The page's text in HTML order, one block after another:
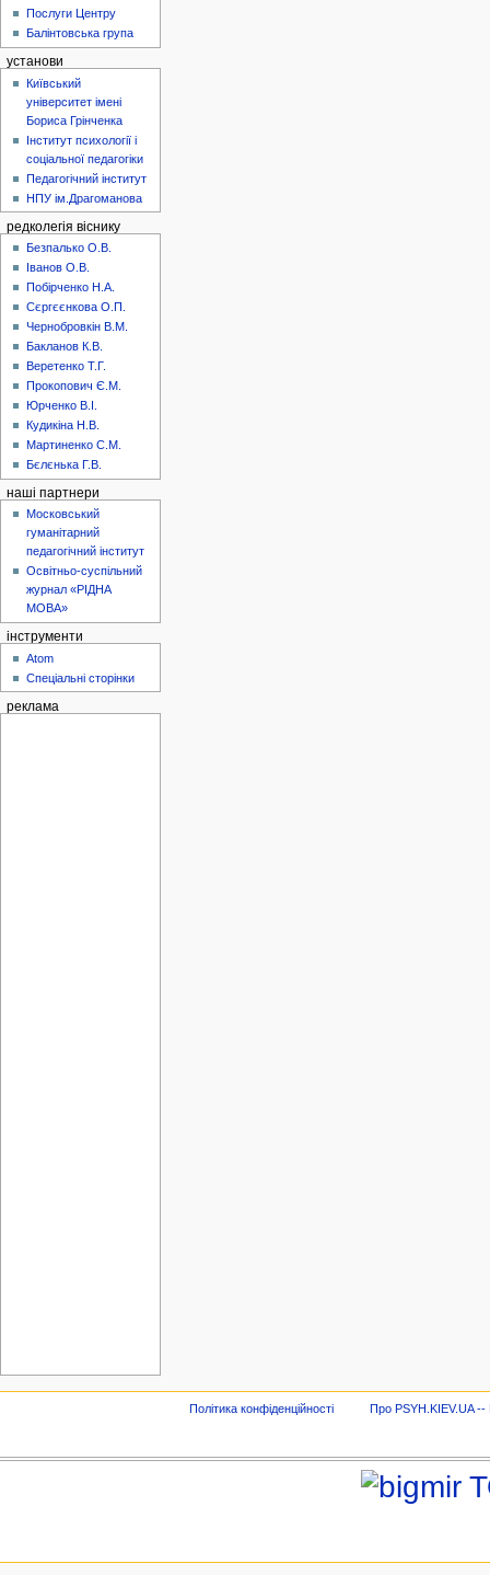
Послуги Центру
Балінтовська група
установи
Київський
університет імені
Бориса Грінченка
Інститут психології і
соціальної педагогіки
Педагогічний інститут
НПУ ім.Драгоманова
редколегія віснику
Безпалько О.В.
Іванов О.В.
Побірченко Н.А.
Сєргєєнкова О.П.
Чернобровкін В.М.
Бакланов К.В.
Веретенко Т.Г.
Прокопович Є.М.
Юрченко В.І.
Кудикіна Н.В.
Мартиненко С.М.
Бєлєнька Г.В.
наші партнери
Московський
гуманітарний
педагогічний інститут
Освітньо-суспільний
журнал «РІДНА
МОВА»
інструменти
Atom
Спеціальні сторінки
реклама
Політика конфіденційності Про PSYH.KIEV.UA --